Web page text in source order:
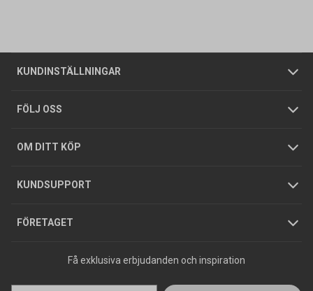
KUNDINSTÄLLNINGAR
Företagskund / Privatkund
FÖLJ OSS
OM DITT KÖP
Allmänna försäljningsvillkor
Integritetspolicy
GDPR
KUNDSUPPORT
Butiker
Foldrar och kataloger
Köpguider
Varumärken
FÖRETAGET
Om oss
Tjänster
Hållbarhet
Jobba hos oss
Press
Få exklusiva erbjudanden och inspiration